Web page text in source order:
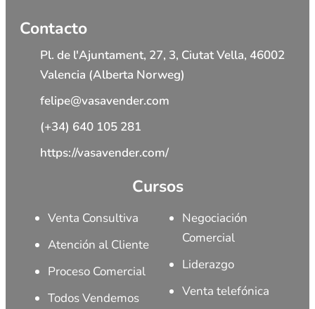
Contacto
Pl. de l'Ajuntament, 27, 3, Ciutat Vella, 46002
Valencia (Alberta Norweg)
felipe@vasavender.com
(+34) 640 105 281
https://vasavender.com/
Cursos
Venta Consultiva
Atención al Cliente
Proceso Comercial
Todos Vendemos
Negociación
Comercial
Liderazgo
Venta telefónica